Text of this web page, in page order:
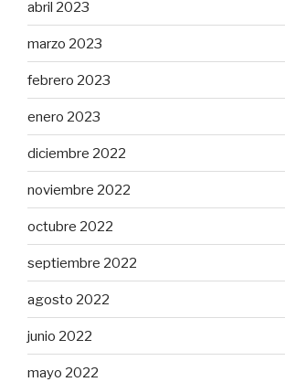
abril 2023
marzo 2023
febrero 2023
enero 2023
diciembre 2022
noviembre 2022
octubre 2022
septiembre 2022
agosto 2022
junio 2022
mayo 2022